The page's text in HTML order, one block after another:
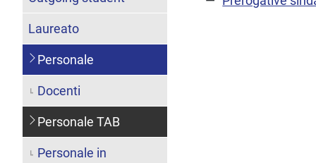
Laureato
Personale
Docenti
Personale TAB
Personale in